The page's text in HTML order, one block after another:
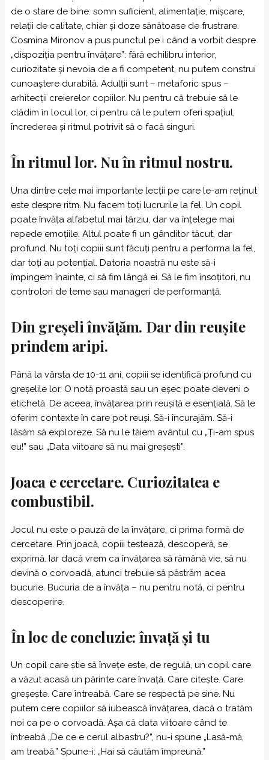
de o stare de bine: somn suficient, alimentație, mișcare,
relații de calitate, chiar și doze sănătoase de frustrare.
Cosmina Mironov a pus punctul pe i când a vorbit despre
„dispoziția pentru învățare”: fără echilibru interior,
curiozitate și nevoia de a fi competent, nu putem construi
cunoaștere durabilă. Adulții sunt – metaforic spus –
arhitecții creierelor copiilor. Nu pentru că trebuie să le
clădim în locul lor, ci pentru că le putem oferi spațiul,
încrederea și ritmul potrivit să o facă singuri.
În ritmul lor. Nu în ritmul nostru.
Una dintre cele mai importante lecții pe care le-am reținut
este despre ritm. Nu facem toți lucrurile la fel. Un copil
poate învăța alfabetul mai târziu, dar va înțelege mai
repede emoțiile. Altul poate fi un gânditor tăcut, dar
profund. Nu toți copiii sunt făcuți pentru a performa la fel,
dar toți au potențial. Datoria noastră nu este să-i
împingem înainte, ci să fim lângă ei. Să le fim însoțitori, nu
controlori de teme sau manageri de performanță.
Din greșeli învățăm. Dar din reușite
prindem aripi.
Până la vârsta de 10-11 ani, copiii se identifică profund cu
greșelile lor. O notă proastă sau un eșec poate deveni o
etichetă. De aceea, învățarea prin reușită e esențială. Să le
oferim contexte în care pot reuși. Să-i încurajăm. Să-i
lăsăm să exploreze. Să nu le tăiem avântul cu „Ți-am spus
eu!” sau „Data viitoare să nu mai greșești”.
Joaca e cercetare. Curiozitatea e
combustibil.
Jocul nu este o pauză de la învățare, ci prima formă de
cercetare. Prin joacă, copiii testează, descoperă, se
exprimă. Iar dacă vrem ca învățarea să rămână vie, să nu
devină o corvoadă, atunci trebuie să păstrăm acea
bucurie. Bucuria de a învăța – nu pentru notă, ci pentru
descoperire.
În loc de concluzie: învață și tu
Un copil care știe să învețe este, de regulă, un copil care
a văzut acasă un părinte care învață. Care citește. Care
greșește. Care întreabă. Care se respectă pe sine. Nu
putem cere copiilor să iubească învățarea, dacă o tratăm
noi ca pe o corvoadă. Așa că data viitoare când te
întreabă „De ce e cerul albastru?”, nu-i spune „Lasă-mă,
am treabă.” Spune-i: „Hai să căutăm împreună.”